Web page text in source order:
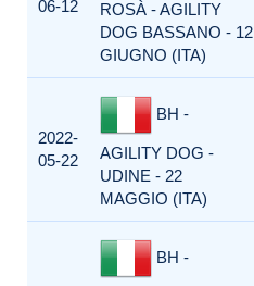
06-12
ROSÀ - AGILITY
DOG BASSANO - 12
GIUGNO (ITA)
2022-
05-22
BH -
AGILITY DOG -
UDINE - 22
MAGGIO (ITA)
BH -